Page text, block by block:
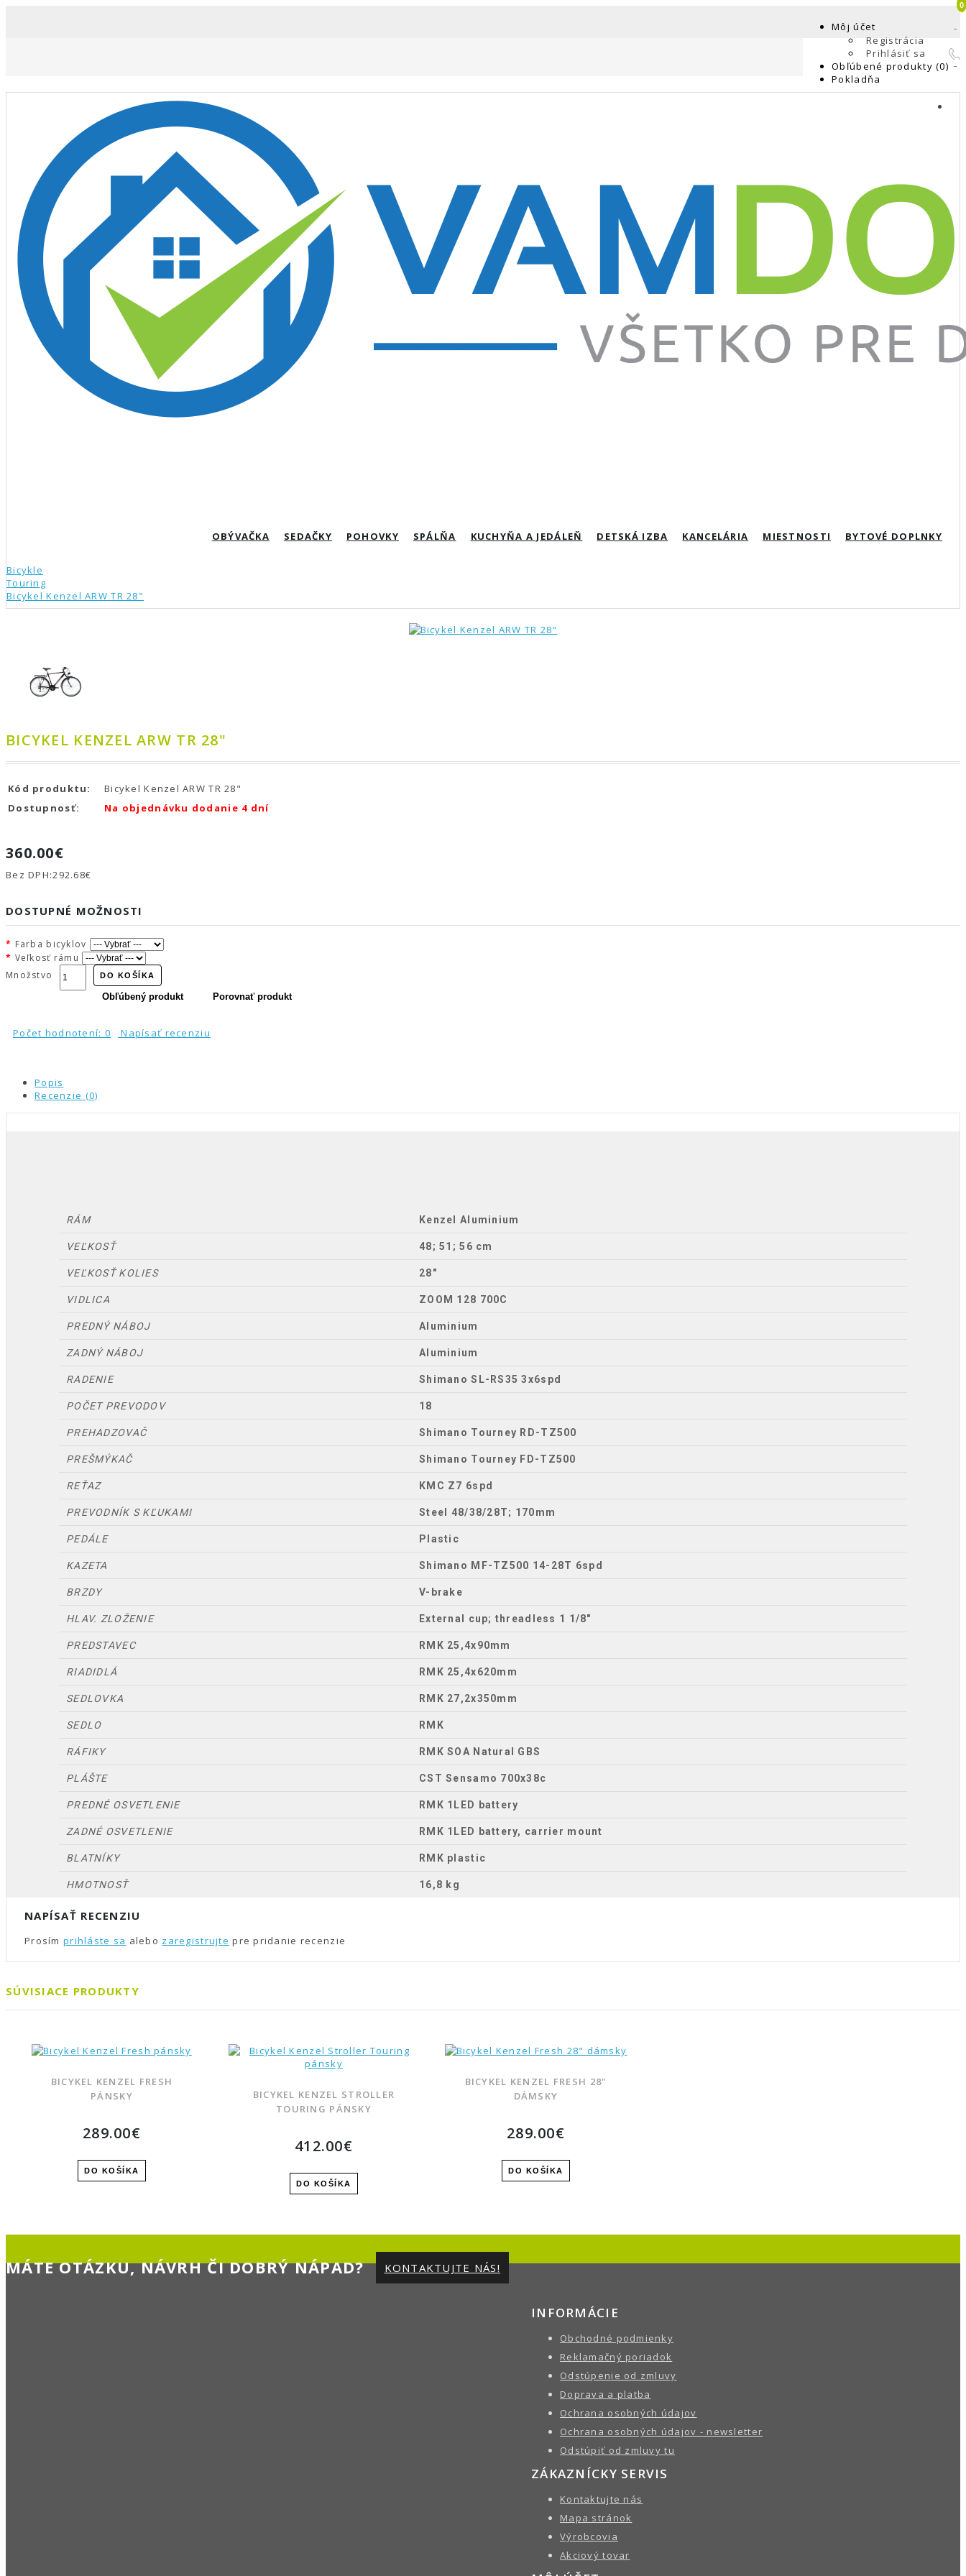
Môj účet
Registrácia
Prihlásiť sa
Obľúbené produkty (0)
Pokladňa
0
OBÝVAČKA SEDAČKY POHOVKY SPÁLŇA KUCHYŇA A JEDÁLEŇ DETSKÁ IZBA KANCELÁRIA MIESTNOSTI BYTOVÉ DOPLNKY
Bicykle
Touring
Bicykel Kenzel ARW TR 28"
BICYKEL KENZEL ARW TR 28"
Kód produktu:
Bicykel Kenzel ARW TR 28"
Dostupnosť:
Na objednávku dodanie 4 dní
360.00€
Bez DPH:292.68€
DOSTUPNÉ MOŽNOSTI
Farba bicyklov
Veľkosť rámu
Množstvo
DO KOŠÍKA
Obľúbený produkt Porovnať produkt
Počet hodnotení: 0 Napísať recenziu
Popis
Recenzie (0)
RÁM Kenzel Aluminium
VEĽKOSŤ 48; 51; 56 cm
VEĽKOSŤ KOLIES 28″
VIDLICA ZOOM 128 700C
PREDNÝ NÁBOJ Aluminium
ZADNÝ NÁBOJ Aluminium
RADENIE Shimano SL-RS35 3x6spd
POČET PREVODOV 18
PREHADZOVAČ Shimano Tourney RD-TZ500
PREŠMÝKAČ Shimano Tourney FD-TZ500
REŤAZ KMC Z7 6spd
PREVODNÍK S KĽUKAMI Steel 48/38/28T; 170mm
PEDÁLE Plastic
KAZETA Shimano MF-TZ500 14-28T 6spd
BRZDY V-brake
HLAV. ZLOŽENIE External cup; threadless 1 1/8″
PREDSTAVEC RMK 25,4x90mm
RIADIDLÁ RMK 25,4x620mm
SEDLOVKA RMK 27,2x350mm
SEDLO RMK
RÁFIKY RMK SOA Natural GBS
PLÁŠTE CST Sensamo 700x38c
PREDNÉ OSVETLENIE RMK 1LED battery
ZADNÉ OSVETLENIE RMK 1LED battery, carrier mount
BLATNÍKY RMK plastic
HMOTNOSŤ 16,8 kg
NAPÍSAŤ RECENZIU
Prosím prihláste sa alebo zaregistrujte pre pridanie recenzie
SÚVISIACE PRODUKTY
BICYKEL KENZEL FRESH
PÁNSKY
289.00€
DO KOŠÍKA
POROVNAŤ PRODUKT
BICYKEL KENZEL STROLLER
TOURING PÁNSKY
412.00€
DO KOŠÍKA
OBĽÚBENÝ PRODUKT
BICYKEL KENZEL FRESH 28"
DÁMSKY
289.00€
DO KOŠÍKA
MÁTE OTÁZKU, NÁVRH ČI DOBRÝ NÁPAD? KONTAKTUJTE NÁS!
INFORMÁCIE
Obchodné podmienky
Reklamačný poriadok
Odstúpenie od zmluvy
Doprava a platba
Ochrana osobných údajov
Ochrana osobných údajov - newsletter
Odstúpiť od zmluvy tu
ZÁKAZNÍCKY SERVIS
Kontaktujte nás
Mapa stránok
Výrobcovia
Akciový tovar